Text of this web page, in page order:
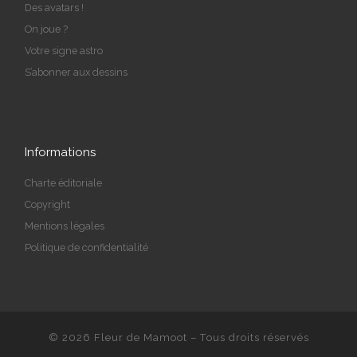
Des avatars !
On joue ?
Votre signe astro
S’abonner aux dessins
Informations
Charte éditoriale
Copyright
Mentions légales
Politique de confidentialité
© 2026 Fleur de Mamoot – Tous droits réservés